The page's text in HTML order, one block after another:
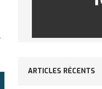
ARTICLES RÉCENTS